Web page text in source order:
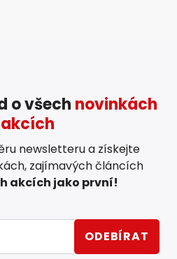
o všech novinkách
newsletteru a získejte
zajímavých článcích
akcích jako první!
ODEBÍRAT